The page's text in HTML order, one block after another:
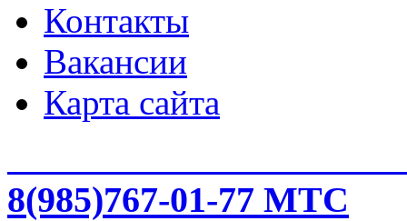
Контакты
Вакансии
Карта сайта
8(985)767-01-77 МТС